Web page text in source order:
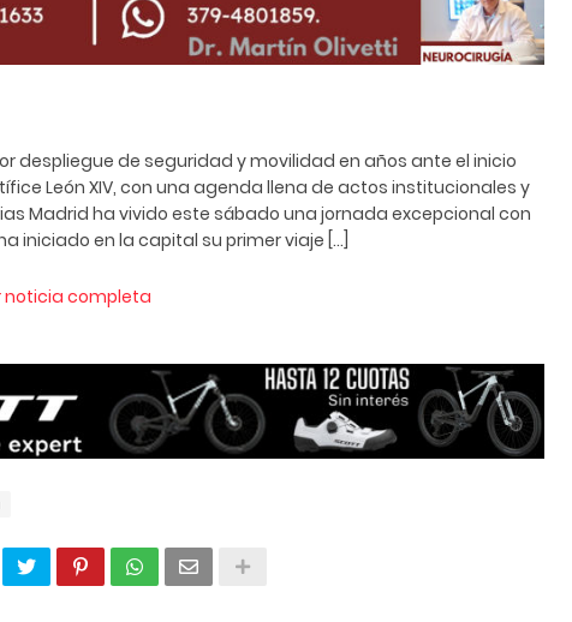
despliegue de seguridad y movilidad en años ante el inicio
León XIV, con una agenda llena de actos institucionales y
Madrid ha vivido este sábado una jornada excepcional con
iniciado en la capital su primer viaje […]
noticia completa